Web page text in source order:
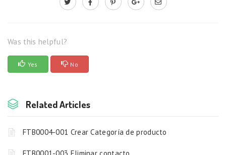
Was this helpful?
Yes No
Related Articles
FTB0004-001 Crear Categoría de producto